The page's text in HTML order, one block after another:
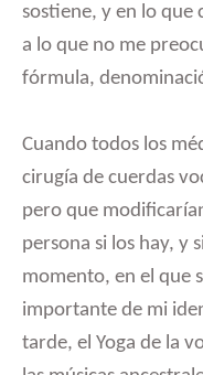
sostiene, y en lo que
a lo que no me
fórmula,
Cuando todos los
cirugía de cuerdas
pero que
persona si los hay, y
momento, en el que
importante de mi
tarde, el Yoga de la